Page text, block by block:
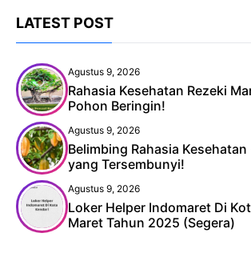
LATEST POST
Agustus 9, 2026
Rahasia Kesehatan Rezeki
Pohon Beringin!
Agustus 9, 2026
Belimbing Rahasia
yang Tersembunyi!
Agustus 9, 2026
Loker Helper Indomaret Di
Maret Tahun 2025 (Segera)